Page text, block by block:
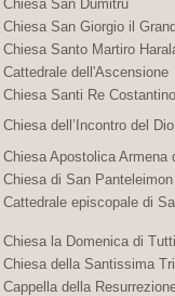
Chiesa San Dumitru
Chiesa San Giorgio il
Chiesa Santo Martiro
Cattedrale dell'Ascensione
Chiesa Santi Re
Chiesa dell’Incontro del Dio
Chiesa Apostolica Armena
Chiesa di San Panteleimon
Cattedrale episcopale di
Chiesa la Domenica di
Chiesa della Santissima
Cappella della